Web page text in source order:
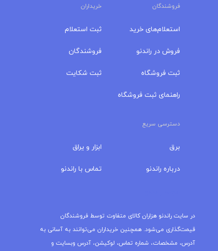
فروشندگان خریداران
استعلام‌های خرید
فروش در راندنو
ثبت فروشگاه
راهنمای ثبت فروشگاه
ثبت استعلام
فروشندگان
ثبت شکایت
دسترسی سریع
برق
درباره‌ راندنو
ابزار و یراق
تماس با راندنو
در سایت راندنو هزاران کالای متفاوت توسط فروشندگان
قیمت‌گذاری می‌شود. همچنین خریداران می‌توانند به آسانی به
آدرس، مشخصات، شماره تماس، لوکیشن، آدرس وبسایت و